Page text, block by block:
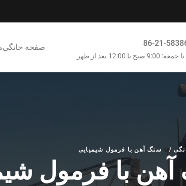
صفحه خانگی
تا 12:00 بعد از ظهر
/ سنگ آهن با فرمول شیمیایی
با فرمول